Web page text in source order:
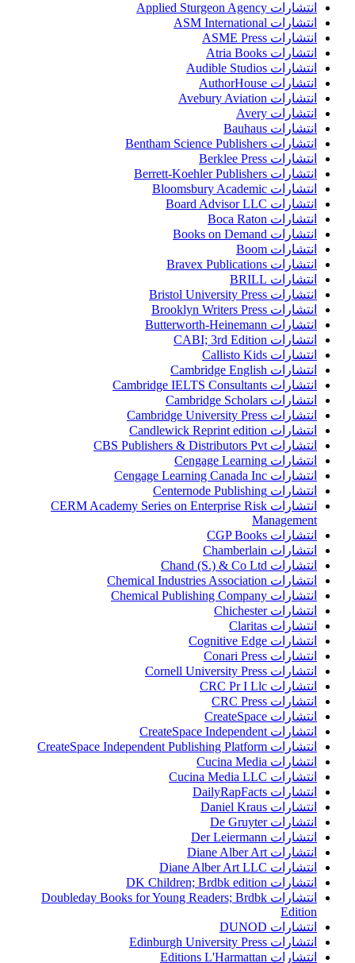
انتشارات Applied Sturgeon Agency
انتشارات ASM International
انتشارات ASME Press
انتشارات Atria Books
انتشارات Audible Studios
انتشارات AuthorHouse
انتشارات Avebury Aviation
انتشارات Avery
انتشارات Bauhaus
انتشارات Bentham Science Publishers
انتشارات Berklee Press
انتشارات Berrett-Koehler Publishers
انتشارات Bloomsbury Academic
انتشارات Board Advisor LLC
انتشارات Boca Raton
انتشارات Books on Demand
انتشارات Boom
انتشارات Bravex Publications
انتشارات BRILL
انتشارات Bristol University Press
انتشارات Brooklyn Writers Press
انتشارات Butterworth-Heinemann
انتشارات CABI; 3rd Edition
انتشارات Callisto Kids
انتشارات Cambridge English
انتشارات Cambridge IELTS Consultants
انتشارات Cambridge Scholars
انتشارات Cambridge University Press
انتشارات Candlewick Reprint edition
انتشارات CBS Publishers & Distributors Pvt
انتشارات Cengage Learning
انتشارات Cengage Learning Canada Inc
انتشارات Centernode Publishing
انتشارات CERM Academy Series on Enterprise Risk
Management
انتشارات CGP Books
انتشارات Chamberlain
انتشارات Chand (S.) & Co Ltd
انتشارات Chemical Industries Association
انتشارات Chemical Publishing Company
انتشارات Chichester
انتشارات Claritas
انتشارات Cognitive Edge
انتشارات Conari Press
انتشارات Cornell University Press
انتشارات CRC Pr I Llc
انتشارات CRC Press
انتشارات CreateSpace
انتشارات CreateSpace Independent
انتشارات CreateSpace Independent Publishing Platform
انتشارات Cucina Media
انتشارات Cucina Media LLC
انتشارات DailyRapFacts
انتشارات Daniel Kraus
انتشارات De Gruyter
انتشارات Der Leiermann
انتشارات Diane Alber Art
انتشارات Diane Alber Art LLC
انتشارات DK Children; Brdbk edition
انتشارات Doubleday Books for Young Readers; Brdbk
Edition
انتشارات DUNOD
انتشارات Edinburgh University Press
انتشارات Editions L'Harmattan